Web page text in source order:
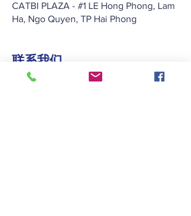
CATBI PLAZA - #1 LE Hong Phong, Lam
Ha, Ngo Quyen, TP Hai Phong
联系我们
+852 2422 2838